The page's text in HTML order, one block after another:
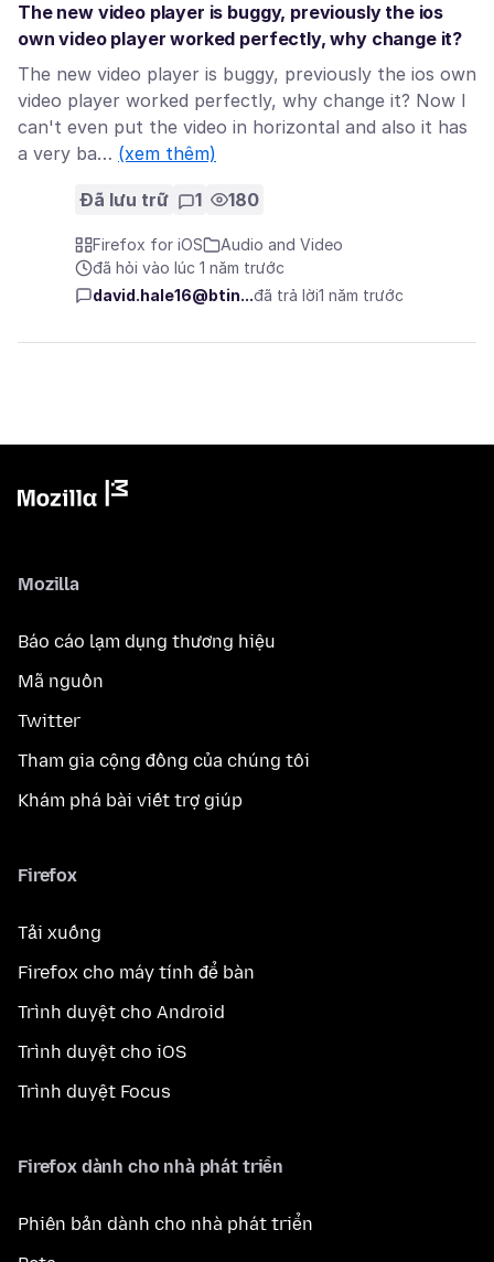
The new video player is buggy, previously the ios
own video player worked perfectly, why change it?
The new video player is buggy, previously the ios own
video player worked perfectly, why change it? Now I
can't even put the video in horizontal and also it has
a very ba… (xem thêm)
Đã lưu trữ 1 180
Firefox for iOS
Audio and Video
đã hỏi vào lúc 1 năm trước
david.hale16@btin...đã trả lời1 năm trước
Mozilla
Báo cáo lạm dụng thương hiệu
Mã nguồn
Twitter
Tham gia cộng đồng của chúng tôi
Khám phá bài viết trợ giúp
Firefox
Tải xuống
Firefox cho máy tính để bàn
Trình duyệt cho Android
Trình duyệt cho iOS
Trình duyệt Focus
Firefox dành cho nhà phát triển
Phiên bản dành cho nhà phát triển